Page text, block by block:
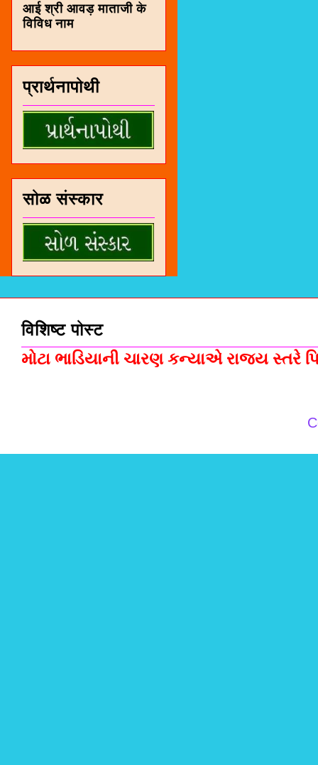
आई श्री आवड़ माताजी के
विविध नाम
प्रार्थनापोथी
सोळ संस्कार
विशिष्ट पोस्ट
મોટા ભાડિયાની ચારણ કન્યાએ રાજ્ય સ્તરે